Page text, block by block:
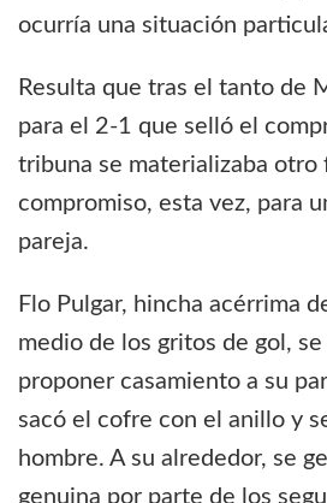
ocurría una situación
Resulta que tras el tanto de
para el 2-1 que selló el
tribuna se materializaba otro
compromiso, esta vez, para
pareja.
Flo Pulgar, hincha acérrima
medio de los gritos de gol,
proponer casamiento a su
sacó el cofre con el anillo y
hombre. A su alrededor, se
genuina por parte de los